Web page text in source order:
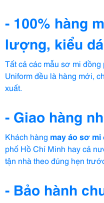
- 100% hàng
lượng, kiểu
Tất cả các mẫu sơ mi
Uniform đều là hàng mới,
xuất.
- Giao hàng
Khách hàng may áo sơ
phố Hồ Chí Minh hay cả
tận nhà theo đúng hẹn
- Bảo hành